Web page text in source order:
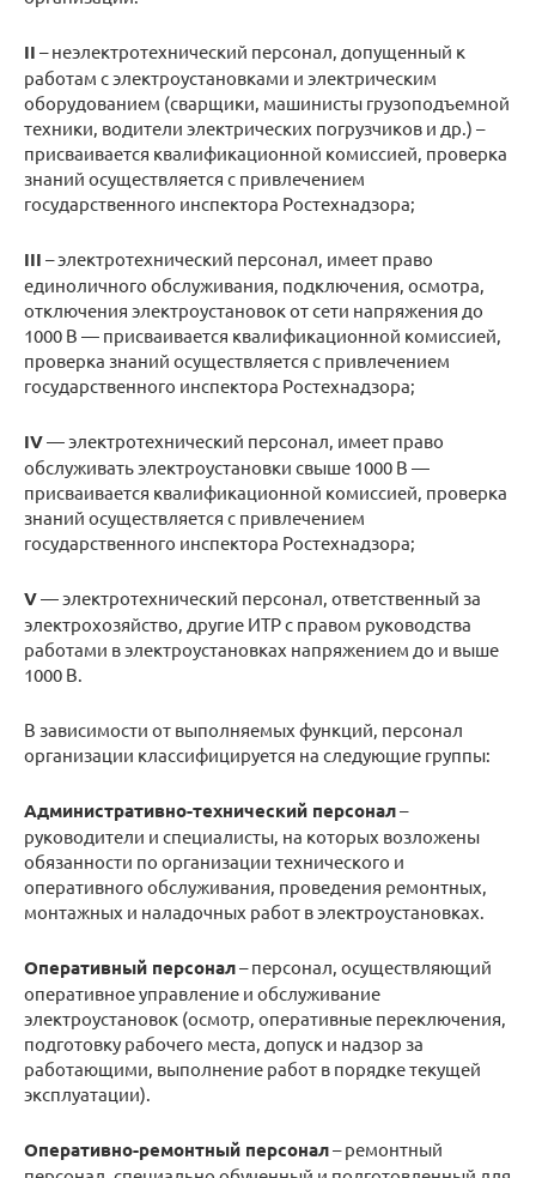
II – неэлектротехнический персонал, допущенный к
работам с электроустановками и электрическим
оборудованием (сварщики, машинисты грузоподъемной
техники, водители электрических погрузчиков и др.) –
присваивается квалификационной комиссией, проверка
знаний осуществляется с привлечением
государственного инспектора Ростехнадзора;
III – электротехнический персонал, имеет право
единоличного обслуживания, подключения, осмотра,
отключения электроустановок от сети напряжения до
1000 В — присваивается квалификационной комиссией,
проверка знаний осуществляется с привлечением
государственного инспектора Ростехнадзора;
IV— электротехнический персонал, имеет право
обслуживать электроустановки свыше 1000 В —
присваивается квалификационной комиссией, проверка
знаний осуществляется с привлечением
государственного инспектора Ростехнадзора;
V— электротехнический персонал, ответственный за
электрохозяйство, другие ИТР с правом руководства
работами в электроустановках напряжением до и выше
1000 В.
В зависимости от выполняемых функций, персонал
организации классифицируется на следующие группы:
Административно-технический персонал–
руководители и специалисты, на которых возложены
обязанности по организации технического и
оперативного обслуживания, проведения ремонтных,
монтажных и наладочных работ в электроустановках.
Оперативный персонал– персонал, осуществляющий
оперативное управление и обслуживание
электроустановок (осмотр, оперативные переключения,
подготовку рабочего места, допуск и надзор за
работающими, выполнение работ в порядке текущей
эксплуатации).
Оперативно-ремонтный персонал– ремонтный